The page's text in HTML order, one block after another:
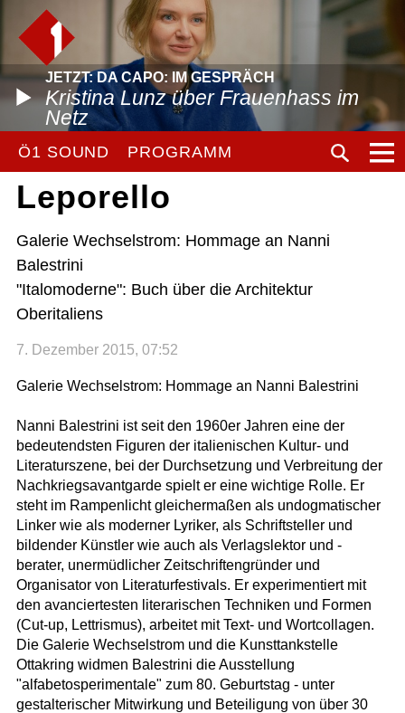
JETZT: DA CAPO: IM GESPRÄCH
Kristina Lunz über Frauenhass im
Netz
Ö1 SOUND PROGRAMM
Leporello
Galerie Wechselstrom: Hommage an Nanni
Balestrini
"Italomoderne": Buch über die Architektur
Oberitaliens
7. Dezember 2015, 07:52
Galerie Wechselstrom: Hommage an Nanni Balestrini
Nanni Balestrini ist seit den 1960er Jahren eine der
bedeutendsten Figuren der italienischen Kultur- und
Literaturszene, bei der Durchsetzung und Verbreitung der
Nachkriegsavantgarde spielt er eine wichtige Rolle. Er
steht im Rampenlicht gleichermaßen als undogmatischer
Linker wie als moderner Lyriker, als Schriftsteller und
bildender Künstler wie auch als Verlagslektor und -
berater, unermüdlicher Zeitschriftengründer und
Organisator von Literaturfestivals. Er experimentiert mit
den avanciertesten literarischen Techniken und Formen
(Cut-up, Lettrismus), arbeitet mit Text- und Wortcollagen.
Die Galerie Wechselstrom und die Kunsttankstelle
Ottakring widmen Balestrini die Ausstellung
"alfabetosperimentale" zum 80. Geburtstag - unter
gestalterischer Mitwirkung und Beteiligung von über 30